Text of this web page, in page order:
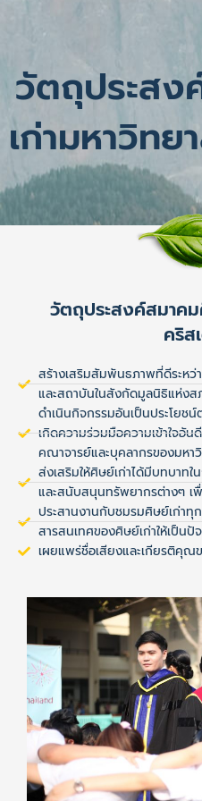
วัตถุประส
เก่ามหาวิท
วัตถุประสงค์สมาค
คริส
สร้างเสริมสัมพันธภาพที่ดีระหว่
และสถาบันในสังกัดมูลนิธิแห่งส
ดำเนินกิจกรรมอันเป็นประโยช
เกิดความร่วมมือความเข้าใจอั
คณาจารย์และบุคลากรของมหา
ส่งเสริมให้ศิษย์เก่าได้มีบทบาท
และสนับสนุนทรัพยากรต่างๆ เ
ประสานงานกับชมรมศิษย์เก่าทุ
สารสนเทศของศิษย์เก่าให้เป็นปั
เผยแพร่ชื่อเสียงและเกียรติคุณ